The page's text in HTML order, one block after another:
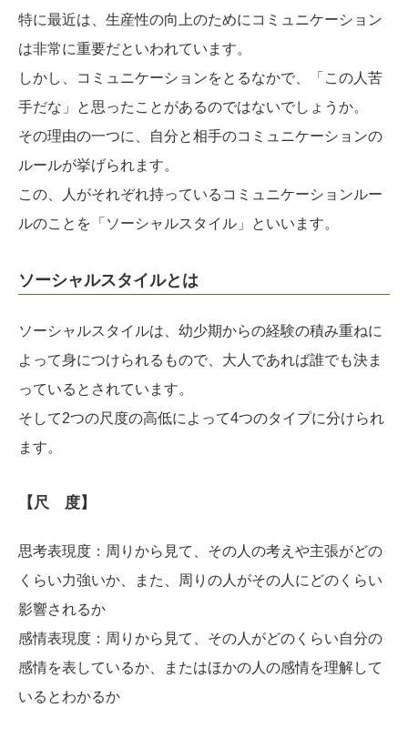
特に最近は、生産性の向上のためにコミュニケーション
は非常に重要だといわれています。
しかし、コミュニケーションをとるなかで、「この人苦
手だな」と思ったことがあるのではないでしょうか。
その理由の一つに、自分と相手のコミュニケーションの
ルールが挙げられます。
この、人がそれぞれ持っているコミュニケーションルー
ルのことを「ソーシャルスタイル」といいます。
ソーシャルスタイルとは
ソーシャルスタイルは、幼少期からの経験の積み重ねに
よって身につけられるもので、大人であれば誰でも決ま
っているとされています。
そして2つの尺度の高低によって4つのタイプに分けられ
ます。
【尺 度】
思考表現度：周りから見て、その人の考えや主張がどの
くらい力強いか、また、周りの人がその人にどのくらい
影響されるか
感情表現度：周りから見て、その人がどのくらい自分の
感情を表しているか、またはほかの人の感情を理解して
いるとわかるか